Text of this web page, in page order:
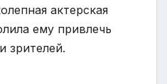
актерская
ему привлечь
зрителей.